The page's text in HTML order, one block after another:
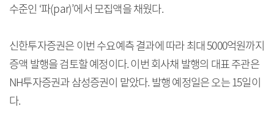
수준인 ‘파(par)’에서 모집액을 채웠다.
신한투자증권은 이번 수요예측 결과에 따라 최대 5000억원까지
증액 발행을 검토할 예정이다. 이번 회사채 발행의 대표 주관은
NH투자증권과 삼성증권이 맡았다. 발행 예정일은 오는 15일이
다.